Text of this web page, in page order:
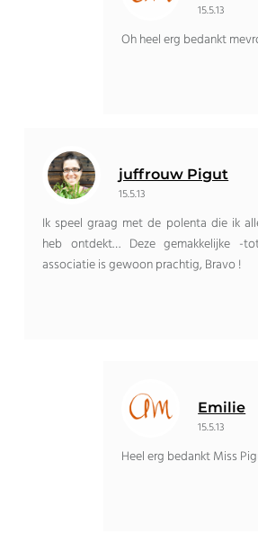
15.5.13
Oh heel erg bedankt
juffrouw Pigut
15.5.13
Ik speel graag met de polenta die ik
heb ontdekt… Deze gemakkelijke -
associatie is gewoon prachtig, Bravo !
Emilie
15.5.13
Heel erg bedankt Miss